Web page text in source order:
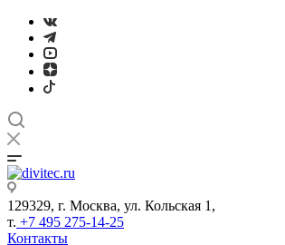
129329, г. Москва, ул. Кольская 1,
т. +7 495 275-14-25
Контакты